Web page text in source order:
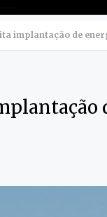
implantação de